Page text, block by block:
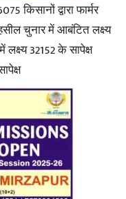
किसानों द्वारा फार्मर
चुनार में आबंटित लक्ष्य
32152 के सापेक्ष